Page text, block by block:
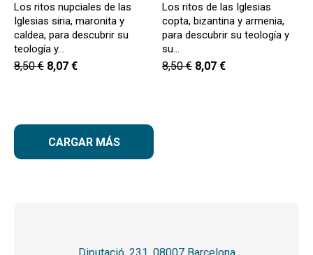
Los ritos nupciales de las
Iglesias siria, maronita y
caldea, para descubrir su
teología y…
8,50€ 8,07 €
Los ritos de las Iglesias
copta, bizantina y armenia,
para descubrir su teología y
su…
8,50€ 8,07€
CARGAR MÁS